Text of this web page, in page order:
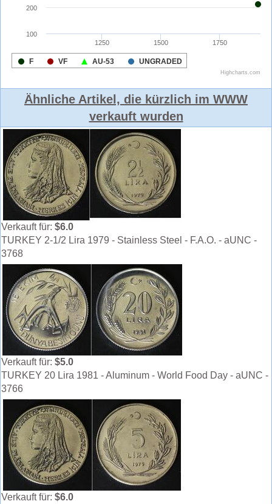
Ähnliche Artikel, die kürzlich im WWW
verkauft wurden
Verkauft für: $6.0
TURKEY 2-1/2 Lira 1979 - Stainless Steel - F.A.O. - aUNC -
3768
Verkauft für: $5.0
TURKEY 20 Lira 1981 - Aluminum - World Food Day - aUNC -
3766
Verkauft für: $6.0